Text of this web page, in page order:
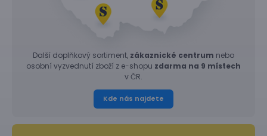
Další doplňkový sortiment, zákaznické centrum nebo
osobní vyzvednutí zboží z e-shopu zdarma na 9 místech
v ČR.
Kde nás najdete